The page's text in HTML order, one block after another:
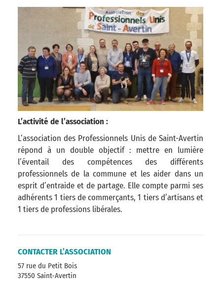
L’activité de l’association :
L’association des Professionnels Unis de Saint-Avertin
répond à un double objectif : mettre en lumière
l’éventail des compétences des différents
professionnels de la commune et les aider dans un
esprit d’entraide et de partage. Elle compte parmi ses
adhérents 1 tiers de commerçants, 1 tiers d’artisans et
1 tiers de professions libérales.
CONTACTER L’ASSOCIATION
57 rue du Petit Bois
37550 Saint-Avertin